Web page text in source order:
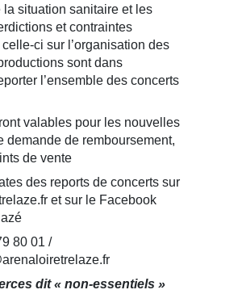
la situation sanitaire et les
et contraintes
ci sur l’organisation des
sont dans
l’ensemble des concerts
valables pour les nouvelles
demande de remboursement,
de vente
des reports de concerts sur
et sur le Facebook
80 01 /
dit « non-essentiels »